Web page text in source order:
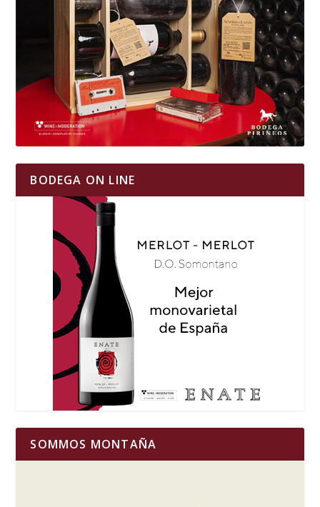
BODEGA ON LINE
SOMMOS MONTAÑA